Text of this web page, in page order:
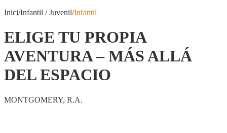
Inici/Infantil / Juvenil/Infantil
ELIGE TU PROPIA
AVENTURA – MÁS ALLÁ
DEL ESPACIO
MONTGOMERY, R.A.